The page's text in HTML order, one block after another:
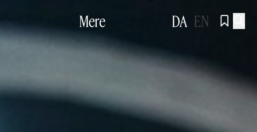
Mere DA EN 